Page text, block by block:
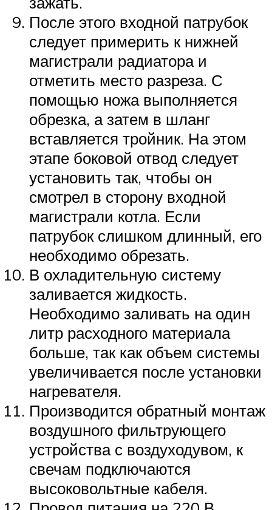
После этого входной патрубок
следует примерить к нижней
магистрали радиатора и
отметить место разреза. С
помощью ножа выполняется
обрезка, а затем в шланг
вставляется тройник. На этом
этапе боковой отвод следует
установить так, чтобы он
смотрел в сторону входной
магистрали котла. Если
патрубок слишком длинный, его
необходимо обрезать.
В охладительную систему
заливается жидкость.
Необходимо заливать на один
литр расходного материала
больше, так как объем системы
увеличивается после установки
нагревателя.
Производится обратный монтаж
воздушного фильтрующего
устройства с воздуходувом, к
свечам подключаются
высоковольтные кабеля.